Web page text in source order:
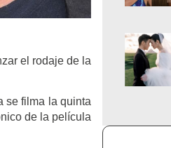
el rodaje de la
se filma la quinta
de la película